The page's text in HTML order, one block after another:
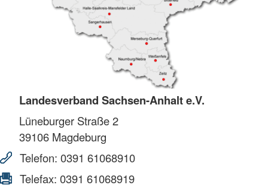
Landesverband Sachsen-Anhalt e.V.
Lüneburger Straße 2
39106 Magdeburg
Telefon: 0391 61068910
Telefax: 0391 61068919